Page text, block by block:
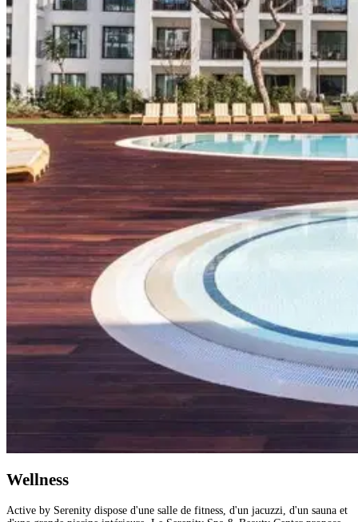
Wellness
Active by Serenity dispose d'une salle de fitness, d'un jacuzzi, d'un sauna et